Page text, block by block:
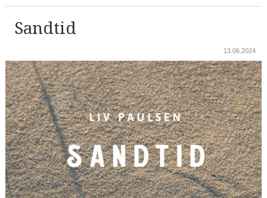
Sandtid
13.06.2024